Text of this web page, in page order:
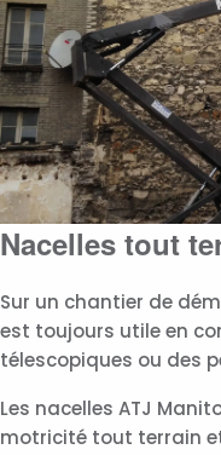
Nacelles tout
Sur un chantier de
est toujours utile en
télescopiques ou des
Les nacelles ATJ
motricité tout terrain